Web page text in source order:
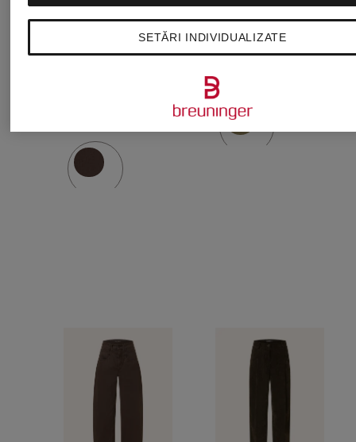
bootcut
FARAH
819 lei
SETĂRI INDIVIDUALIZATE